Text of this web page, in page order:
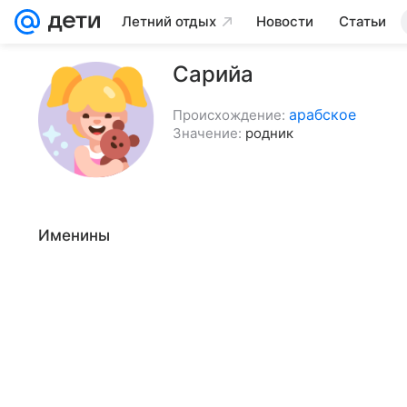
Летний отдых Новости Статьи
Сарийа
Происхождение: арабское
Значение: родник
Именины